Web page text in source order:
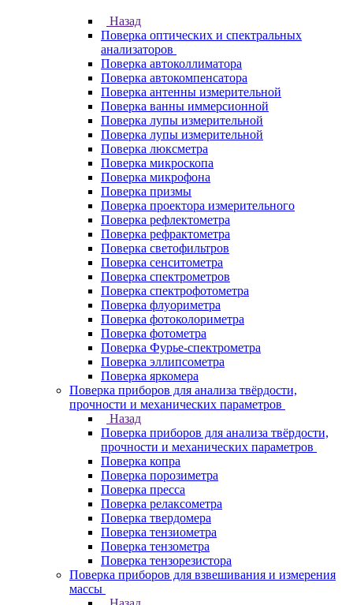
Назад
Поверка оптических и спектральных
анализаторов
Поверка автоколлиматора
Поверка автокомпенсатора
Поверка антенны измерительной
Поверка ванны иммерсионной
Поверка лупы измерительной
Поверка лупы измерительной
Поверка люксметра
Поверка микроскопа
Поверка микрофона
Поверка призмы
Поверка проектора измерительного
Поверка рефлектометра
Поверка рефрактометра
Поверка светофильтров
Поверка сенситометра
Поверка спектрометров
Поверка спектрофотометра
Поверка флуориметра
Поверка фотоколориметра
Поверка фотометра
Поверка Фурье-спектрометра
Поверка эллипсометра
Поверка яркомера
Поверка приборов для анализа твёрдости,
прочности и механических параметров
Назад
Поверка приборов для анализа твёрдости,
прочности и механических параметров
Поверка копра
Поверка порозиметра
Поверка пресса
Поверка релаксометра
Поверка твердомера
Поверка тензиометра
Поверка тензометра
Поверка тензорезистора
Поверка приборов для взвешивания и измерения
массы